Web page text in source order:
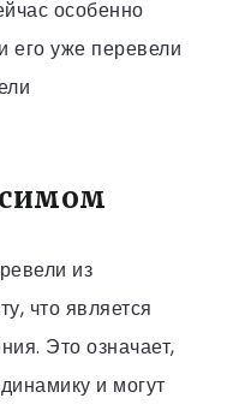
особенно
его уже перевели
из
что является
Это означает,
и могут